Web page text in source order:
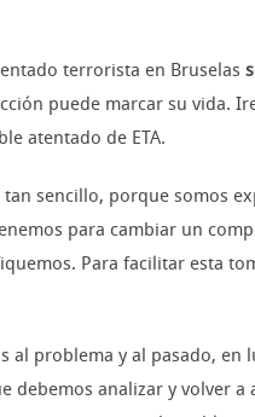
terrorista en Bruselas
puede marcar su vida.
atentado de ETA.
sencillo, porque somos
para cambiar un
Para facilitar esta
al problema y al pasado, en
debemos analizar y volver a